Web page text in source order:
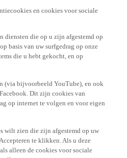
en cookies voor sociale
diensten die op u zijn afgestemd op
basis van uw surfgedrag op onze
die u hebt gekocht, en op
(via bijvoorbeeld YouTube), en ook
Dit zijn cookies van
op internet te volgen en voor eigen
wilt zien die zijn afgestemd op uw
te klikken. Als u deze
alleen de cookies voor sociale